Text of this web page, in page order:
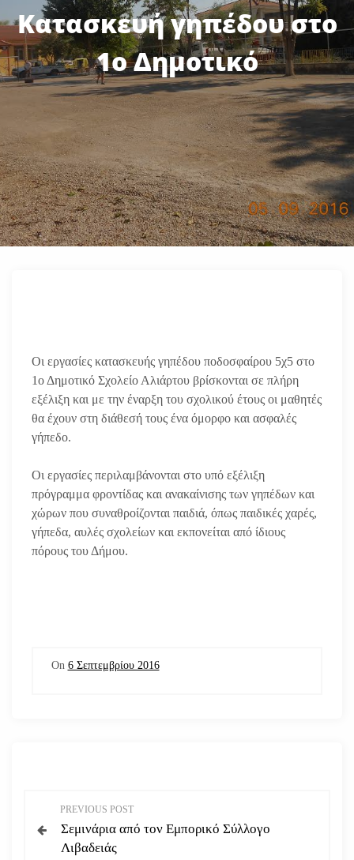
Κατασκευή γηπέδου στο
1ο Δημοτικό
Οι εργασίες κατασκευής γηπέδου ποδοσφαίρου 5χ5 στο
1ο Δημοτικό Σχολείο Αλιάρτου βρίσκονται σε πλήρη
εξέλιξη και με την έναρξη του σχολικού έτους οι μαθητές
θα έχουν στη διάθεσή τους ένα όμορφο και ασφαλές
γήπεδο.
Οι εργασίες περιλαμβάνονται στο υπό εξέλιξη
πρόγραμμα φροντίδας και ανακαίνισης των γηπέδων και
χώρων που συναθροίζονται παιδιά, όπως παιδικές χαρές,
γήπεδα, αυλές σχολείων και εκπονείται από ίδιους
πόρους του Δήμου.
On 6 Σεπτεμβρίου 2016
λ
PREVIOUS POST
Σεμινάρια από τον Εμπορικό Σύλλογο
Λιβαδειάς